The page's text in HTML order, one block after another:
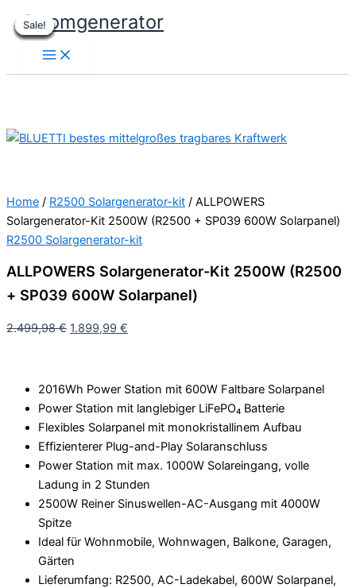
Skip
to
content
Stromgenerator
Sale!
Home / R2500 Solargenerator-kit / ALLPOWERS
Solargenerator-Kit 2500W (R2500 + SP039 600W Solarpanel)
R2500 Solargenerator-kit
ALLPOWERS Solargenerator-Kit 2500W (R2500
+ SP039 600W Solarpanel)
2.499,98€ Original
2.499,98 €.
1.899,99 €
1.899,99 €.
2016Wh Power Station mit 600W Faltbare Solarpanel
Power Station mit langlebiger LiFePO₄ Batterie
Flexibles Solarpanel mit monokristallinem Aufbau
Effizienterer Plug-and-Play Solaranschluss
Power Station mit max. 1000W Solareingang, volle
Ladung in 2 Stunden
2500W Reiner Sinuswellen-AC-Ausgang mit 4000W
Spitze
Ideal für Wohnmobile, Wohnwagen, Balkone, Garagen,
Gärten
Lieferumfang: R2500, AC-Ladekabel, 600W Solarpanel,
Sale!
Sale!
Sale!
Sale!
Sale!
Sale!
Sale!
Sale!